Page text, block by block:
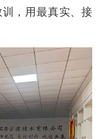
，用最真实、接